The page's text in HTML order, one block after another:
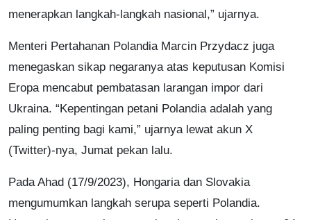
menerapkan langkah-langkah nasional,” ujarnya.
Menteri Pertahanan Polandia Marcin Przydacz juga
menegaskan sikap negaranya atas keputusan Komisi
Eropa mencabut pembatasan larangan impor dari
Ukraina. “Kepentingan petani Polandia adalah yang
paling penting bagi kami,” ujarnya lewat akun X
(Twitter)-nya, Jumat pekan lalu.
Pada Ahad (17/9/2023), Hongaria dan Slovakia
mengumumkan langkah serupa seperti Polandia.